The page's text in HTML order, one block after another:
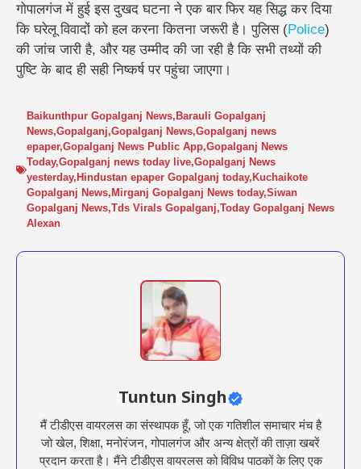
गोपालगंज में हुई इस दुखद घटना ने एक बार फिर यह सिद्ध कर दिया
कि घरेलू विवादों को हल करना कितना जरूरी है। पुलिस (Police)
की जांच जारी है, और यह उम्मीद की जा रही है कि सभी तथ्यों की
पुष्टि के बाद ही सही निष्कर्ष पर पहुंचा जाएगा।
Baikunthpur Gopalganj News, Barauli Gopalganj
News,Gopalganj,Gopalganj News,Gopalganj news
epaper,Gopalganj News Public App,Gopalganj News
Today,Gopalganj news today live,Gopalganj News
yesterday, Hindustan epaper Gopalganj today, Kuchaikote
Gopalganj News, Mirganj Gopalganj News today,Siwan
Gopalganj News,Tds Virals Gopalganj,Today Gopalganj News
Alexan
Tuntun Singh
मैं टीडीएस वायरलस का संस्थापक हूँ, जो एक गतिशील समाचार मंच है
जो खेल, शिक्षा, मनोरंजन, गोपालगंज और अन्य क्षेत्रों की ताज़ा खबरें
प्रदान करता है। मैंने टीडीएस वायरलस को विविध पाठकों के लिए एक